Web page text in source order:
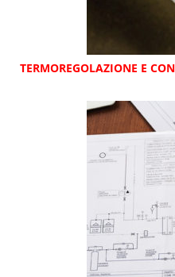
TERMOREGOLAZIONE E